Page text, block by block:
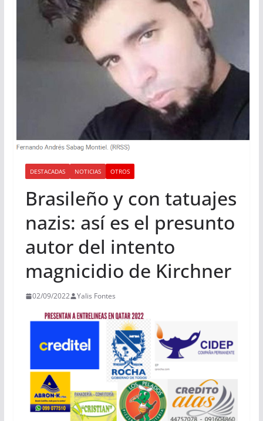
DESTACADAS NOTICIAS OTROS
Brasileño y con tatuajes
nazis: así es el presunto
autor del intento
magnicidio de Kirchner
02/09/2022 Yalis Fontes